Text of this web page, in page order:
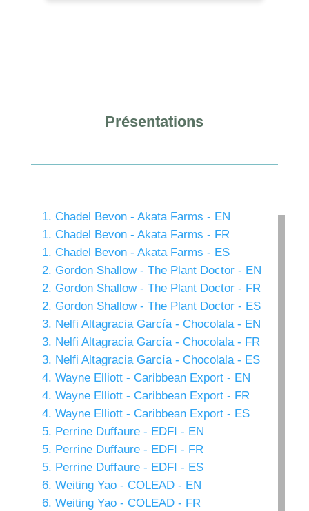
Présentations
1. Chadel Bevon - Akata Farms - EN
1. Chadel Bevon - Akata Farms - FR
1. Chadel Bevon - Akata Farms - ES
2. Gordon Shallow - The Plant Doctor - EN
2. Gordon Shallow - The Plant Doctor - FR
2. Gordon Shallow - The Plant Doctor - ES
3. Nelfi Altagracia García - Chocolala - EN
3. Nelfi Altagracia García - Chocolala - FR
3. Nelfi Altagracia García - Chocolala - ES
4. Wayne Elliott - Caribbean Export - EN
4. Wayne Elliott - Caribbean Export - FR
4. Wayne Elliott - Caribbean Export - ES
5. Perrine Duffaure - EDFI - EN
5. Perrine Duffaure - EDFI - FR
5. Perrine Duffaure - EDFI - ES
6. Weiting Yao - COLEAD - EN
6. Weiting Yao - COLEAD - FR